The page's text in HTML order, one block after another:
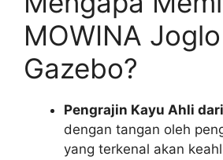
MOWINA
Gazebo?
Pengrajin Kayu Ahli
dengan tangan oleh
yang terkenal akan